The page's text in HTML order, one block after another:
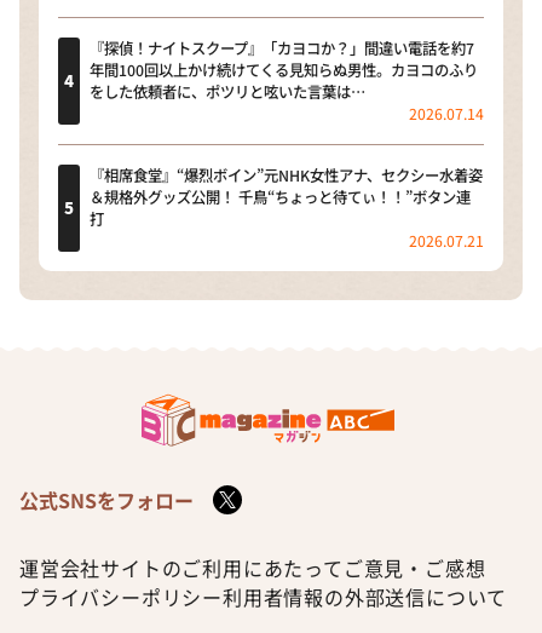
『探偵！ナイトスクープ』「カヨコか？」間違い電話を約7
年間100回以上かけ続けてくる見知らぬ男性。カヨコのふり
をした依頼者に、ポツリと呟いた言葉は…
2026.07.14
『相席食堂』“爆烈ボイン”元NHK女性アナ、セクシー水着姿
＆規格外グッズ公開！ 千鳥“ちょっと待てぃ！！”ボタン連
打
2026.07.21
公式SNSをフォロー
運営会社サイトのご利用にあたって ご意見・ご感想
プライバシーポリシー利用者情報の外部送信について